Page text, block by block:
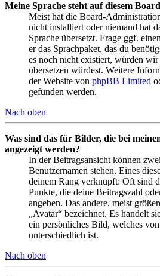
Meine Sprache steht auf diesem
Meist hat die Board-
nicht installiert oder niemand hat
Sprache übersetzt. Frage ggf.
er das Sprachpaket, das du
es noch nicht existiert, würden
übersetzen würdest. Weitere
der Website von phpBB Limited
gefunden werden.
Nach oben
Was sind das für Bilder, die bei
angezeigt werden?
In der Beitragsansicht können
Benutzernamen stehen. Eines
deinem Rang verknüpft: Oft sind
Punkte, die deine Beitragszahl
angeben. Das andere, meist
„Avatar“ bezeichnet. Es handelt
ein persönliches Bild, welches
unterschiedlich ist.
Nach oben